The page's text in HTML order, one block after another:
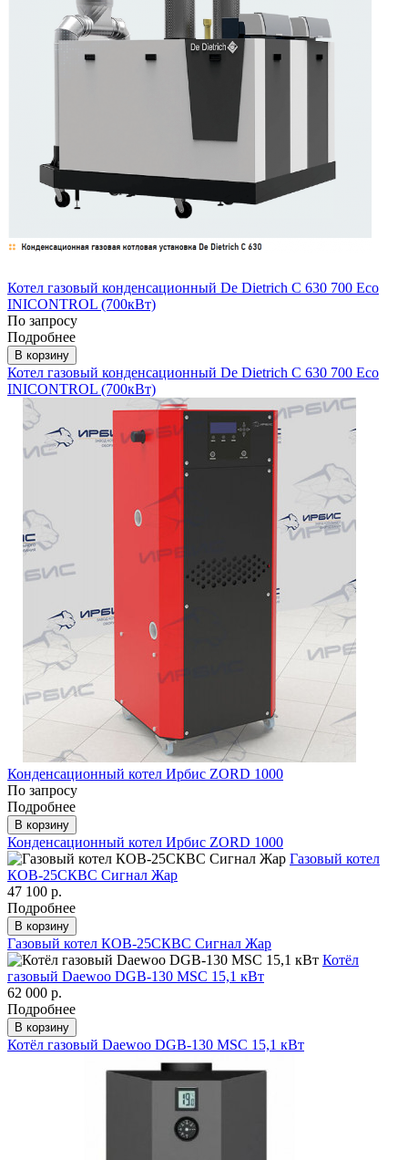
Котел газовый конденсационный De Dietrich C 630 700 Eco
INICONTROL (700кВт)
По запросу
Подробнее
В корзину
Котел газовый конденсационный De Dietrich C 630 700 Eco
INICONTROL (700кВт)
Конденсационный котел Ирбис ZORD 1000
По запросу
Подробнее
В корзину
Конденсационный котел Ирбис ZORD 1000
Газовый котел
КОВ-25СКВC Сигнал Жар
47 100 р.
Подробнее
В корзину
Газовый котел КОВ-25СКВC Сигнал Жар
Котёл
газовый Daewoo DGB-130 MSC 15,1 кВт
62 000 р.
Подробнее
В корзину
Котёл газовый Daewoo DGB-130 MSC 15,1 кВт